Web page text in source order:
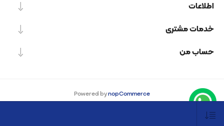
اطلاعات
خدمات مشتری
حساب من
Powered bynopCommerce
Designed byNop-Templates.com